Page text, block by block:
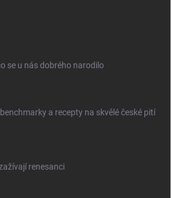
se u nás dobrého narodilo
a recepty na skvělé české pití
renesanci